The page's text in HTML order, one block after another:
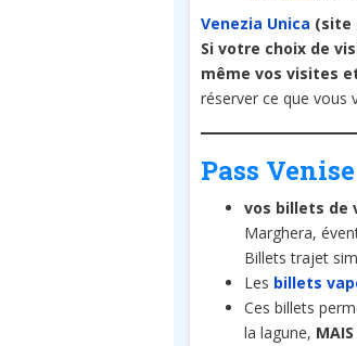
Venezia Unica (site
Si votre choix de
même vos visites
réserver ce que vous
Pass
vos billets de
Marghera,
Billets trajet
Les billets
Ces billets
la lagune, MAIS